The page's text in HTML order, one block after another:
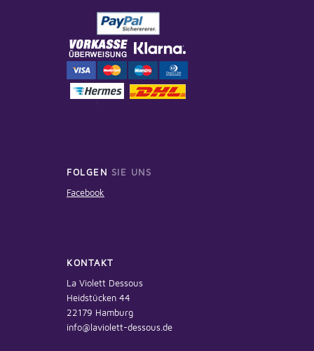
FOLGEN SIE UNS
Facebook
KONTAKT
La Violett Dessous
Heidstücken 44
22179 Hamburg
info@laviolett-dessous.de